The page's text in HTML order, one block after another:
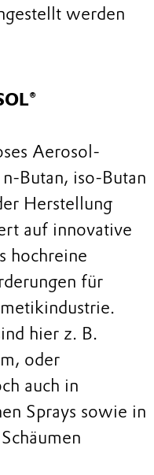
werden
Aerosol-
Butan, iso-Butan
Herstellung
auf innovative
hochreine
für
hier z. B.
oder
auch in
Sprays sowie in